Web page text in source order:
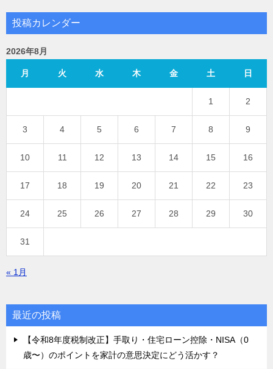
投稿カレンダー
2026年8月
月 火 水 木 金 土 日
1 2
3 4 5 6 7 8 9
10 11 12 13 14 15 16
17 18 19 20 21 22 23
24 25 26 27 28 29 30
31
« 1月
最近の投稿
【令和8年度税制改正】手取り・住宅ローン控除・NISA（0
歳〜）のポイントを家計の意思決定にどう活かす？